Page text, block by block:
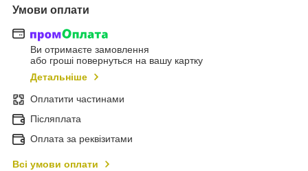
Умови оплати
Ви отримаєте замовлення
або гроші повернуться на вашу картку
Детальніше
Оплатити частинами
Післяплата
Оплата за реквізитами
Всі умови оплати